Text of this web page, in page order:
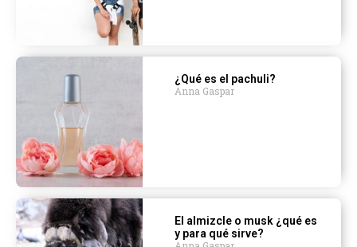
¿Qué es el pachuli?
Anna Gaspar
El almizcle o musk ¿qué es
y para qué sirve?